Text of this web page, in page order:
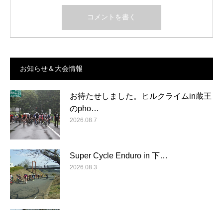
お知らせ＆大会情報
お待たせしました。ヒルクライムin蔵王
のpho…
2026.08.7
Super Cycle Enduro in 下…
2026.08.3